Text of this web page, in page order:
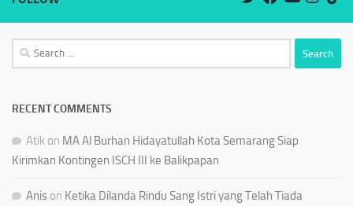
Search
for:
RECENT COMMENTS
Atik on MA Al Burhan Hidayatullah Kota Semarang Siap
Kirimkan Kontingen ISCH III ke Balikpapan
Anis on Ketika Dilanda Rindu Sang Istri yang Telah Tiada